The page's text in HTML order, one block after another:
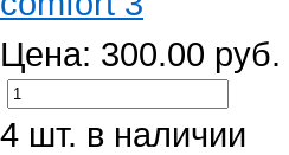
Цена: 300.00 руб.
4 шт. в наличии